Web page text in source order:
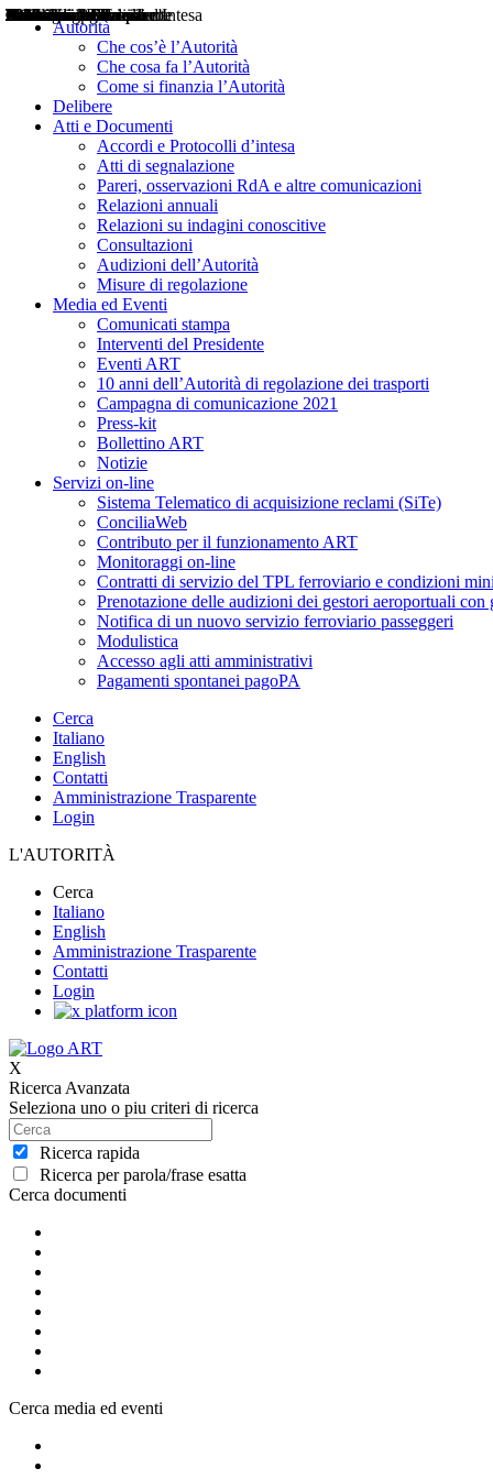
Autorità
Che cos’è l’Autorità
Che cosa fa l’Autorità
Come si finanzia l’Autorità
Delibere
Atti e Documenti
Accordi e Protocolli d’intesa
Atti di segnalazione
Pareri, osservazioni RdA e altre comunicazioni
Relazioni annuali
Relazioni su indagini conoscitive
Consultazioni
Audizioni dell’Autorità
Misure di regolazione
Media ed Eventi
Comunicati stampa
Interventi del Presidente
Eventi ART
10 anni dell’Autorità di regolazione dei trasporti
Campagna di comunicazione 2021
Press-kit
Bollettino ART
Notizie
Servizi on-line
Sistema Telematico di acquisizione reclami (SiTe)
ConciliaWeb
Contributo per il funzionamento ART
Monitoraggi on-line
Contratti di servizio del TPL ferroviario e condizioni
Prenotazione delle audizioni dei gestori aeroportuali con
Notifica di un nuovo servizio ferroviario passeggeri
Modulistica
Accesso agli atti amministrativi
Pagamenti spontanei pagoPA
Cerca
Italiano
English
Contatti
Amministrazione Trasparente
Login
L'AUTORITÀ
Cerca
Italiano
English
Amministrazione Trasparente
Contatti
Login
X
Ricerca Avanzata
Seleziona uno o piu criteri di ricerca
Ricerca rapida
Ricerca per parola/frase esatta
Cerca documenti
Delibere
Pareri
Consultazioni
Audizioni
Atti di Segnalazione
Accordi e Protocolli d'Intesa
Relazioni annuali
Misure di regolazione
Cerca media ed eventi
Notizie
Comunicati Stampa
Bollettini ART
Convegni ART
Interviste del Presidente
Articoli in primo piano
Interventi del Presidente
2004
2005
2010
2013
2014
2015
2016
2017
2018
2019
202
2020
2021
2022
2023
2024
2025
2026
Aereo
Marittimo
Terrestre